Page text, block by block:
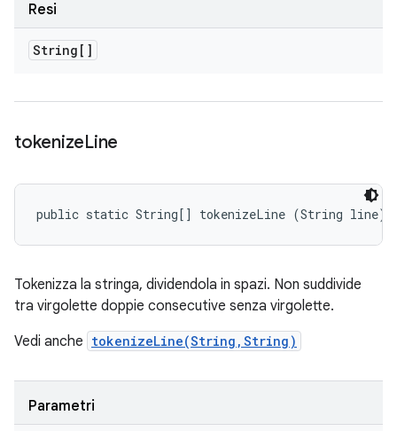
Resi
String[]
tokenizeLine
public static String[] tokenizeLine (String line)
Tokenizza la stringa, dividendola in spazi. Non suddivide
tra virgolette doppie consecutive senza virgolette.
Vedi anche tokenizeLine(String,String)
Parametri